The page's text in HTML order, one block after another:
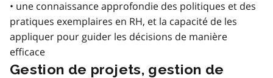
• une connaissance approfondie des politiques et des
pratiques exemplaires en RH, et la capacité de les
appliquer pour guider les décisions de manière
efficace
Gestion de projets, gestion de